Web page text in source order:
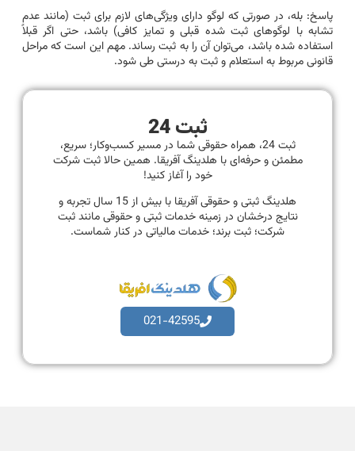
پاسخ: بله، در صورتی که لوگو دارای ویژگی‌های لازم برای ثبت (مانند عدم
تشابه با لوگوهای ثبت شده قبلی و تمایز کافی) باشد، حتی اگر قبلاً
استفاده شده باشد، می‌توان آن را به ثبت رساند. مهم این است که مراحل
قانونی مربوط به استعلام و ثبت به درستی طی شود.
ثبت 24
ثبت 24، همراه حقوقی شما در مسیر کسب‌وکار؛ سریع،
مطمئن و حرفه‌ای با هلدینگ آفریقا. همین حالا ثبت شرکت
خود را آغاز کنید!
هلدینگ ثبتی و حقوقی آفریقا با بیش از 15 سال تجربه و
نتایج درخشان در زمینه خدمات ثبتی و حقوقی مانند ثبت
شرکت؛ ثبت برند؛ خدمات مالیاتی در کنار شماست.
021-42595